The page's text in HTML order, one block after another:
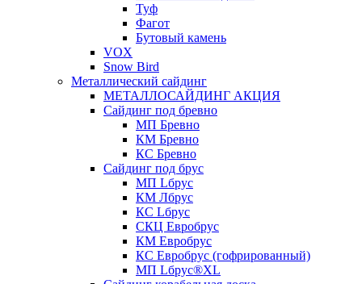
Туф
Фагот
Бутовый камень
VOX
Snow Bird
Металлический сайдинг
МЕТАЛЛОСАЙДИНГ АКЦИЯ
Сайдинг под бревно
МП Бревно
КМ Бревно
КС Бревно
Сайдинг под брус
МП Lбрус
КМ Лбрус
КС Lбрус
СКЦ Евробрус
КМ Евробрус
КС Евробрус (гофрированный)
МП Lбрус®XL